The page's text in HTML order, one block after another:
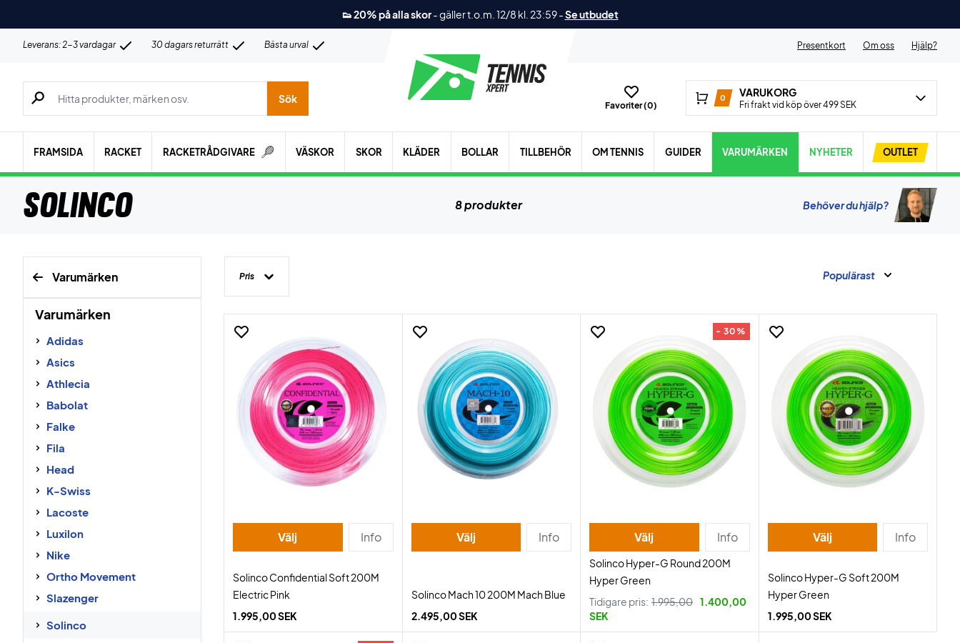
👟 20% på alla skor-gäller t.o.m. 12/8 kl. 23:59-Se utbudet
Leverans: 2-3 vardagar 30 dagars returrätt Bästa urval Presentkort Om oss Hjälp?
Sök efter produkter, märken osv.
Sök
Favoriter (0)
0 VARUKORG
Fri frakt vid köp över 499 SEK
FRAMSIDA RACKET RACKETRÅDGIVARE VÄSKOR SKOR KLÄDER BOLLAR TILLBEHÖR OM TENNIS GUIDER VARUMÄRKEN NYHETER OUTLET
Solinco 8 produkter Behöver du hjälp?
Varumärken
Varumärken
Adidas
Asics
Athlecia
Babolat
Falke
Fila
Head
K-Swiss
Lacoste
Luxilon
Nike
Ortho Movement
Slazenger
Solinco
Pris Populärast
Välj Info
Solinco Confidential Soft 200M
Electric Pink
1.995,00 SEK
Välj Info
Solinco Mach 10 200M Mach Blue
2.495,00 SEK
- 30%
Välj Info
Solinco Hyper-G Round 200M
Hyper Green
Tidigare pris: 1.995,00 1.400,00
SEK
Välj Info
Solinco Hyper-G Soft 200M
Hyper Green
1.995,00 SEK